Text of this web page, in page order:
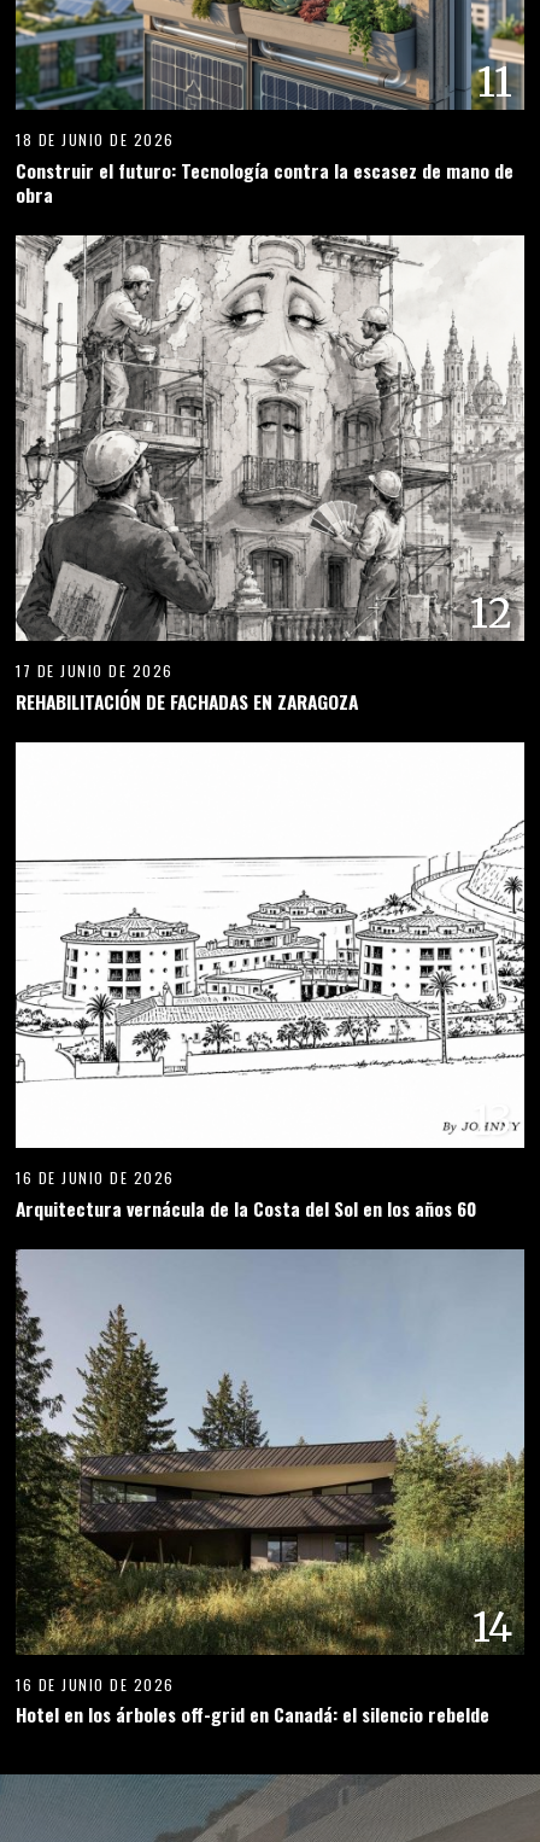
11
18 DE JUNIO DE 2026
Construir el futuro: Tecnología contra la escasez de mano de
obra
12
17 DE JUNIO DE 2026
REHABILITACIÓN DE FACHADAS EN ZARAGOZA
13
16 DE JUNIO DE 2026
Arquitectura vernácula de la Costa del Sol en los años 60
14
16 DE JUNIO DE 2026
Hotel en los árboles off-grid en Canadá: el silencio rebelde